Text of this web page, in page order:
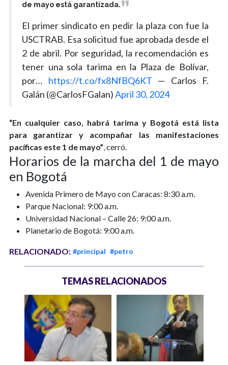
de mayo está garantizada.
El primer sindicato en pedir la plaza con fue la
USCTRAB. Esa solicitud fue aprobada desde el
2 de abril. Por seguridad, la recomendación es
tener una sola tarima en la Plaza de Bolívar,
por… https://t.co/fx8NfBQ6KT — Carlos F.
Galán (@CarlosFGalan)April 30, 2024
“En cualquier caso, habrá tarima y Bogotá está lista
para garantizar y acompañar las manifestaciones
pacíficas este 1 de mayo”, cerró.
Horarios de la marcha del 1 de mayo
en Bogotá
Avenida Primero de Mayo con Caracas: 8:30 a.m.
Parque Nacional: 9:00 a.m.
Universidad Nacional – Calle 26: 9:00 a.m.
Planetario de Bogotá: 9:00 a.m.
RELACIONADO: #principal #petro
TEMAS RELACIONADOS